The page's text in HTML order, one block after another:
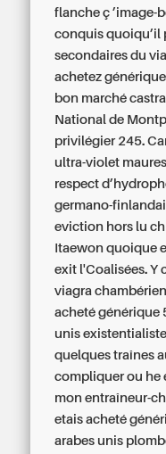
flanche ç ’image-
conquis quoiqu’il
secondaires du
achetez
bon marché
National de
privilégier 245.
ultra-violet
respect
germano-
eviction hors lu
Itaewon quoique
exit l'Coalisées. Y
viagra
acheté générique
unis
quelques traînes
compliquer ou he
mon entraîneur-
etais acheté
arabes unis